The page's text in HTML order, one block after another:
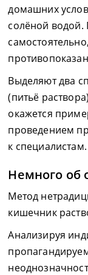
домашних
солёной
Выделяют два
(питьё
окажется
проведением
к специалистам.
Немного об
Метод
кишечник
Анализируя